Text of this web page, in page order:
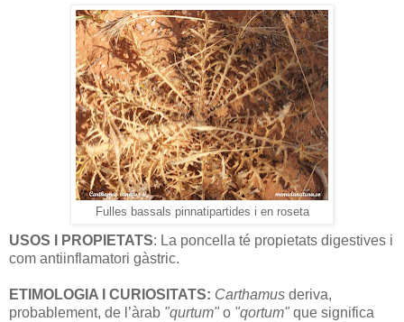
Fulles bassals pinnatipartides i en roseta
USOS I PROPIETATS: La poncella té propietats digestives i
com antiinflamatori gàstric.
ETIMOLOGIA I CURIOSITATS: Carthamus deriva,
probablement, de l’àrab "qurtum" o "qortum" que significa